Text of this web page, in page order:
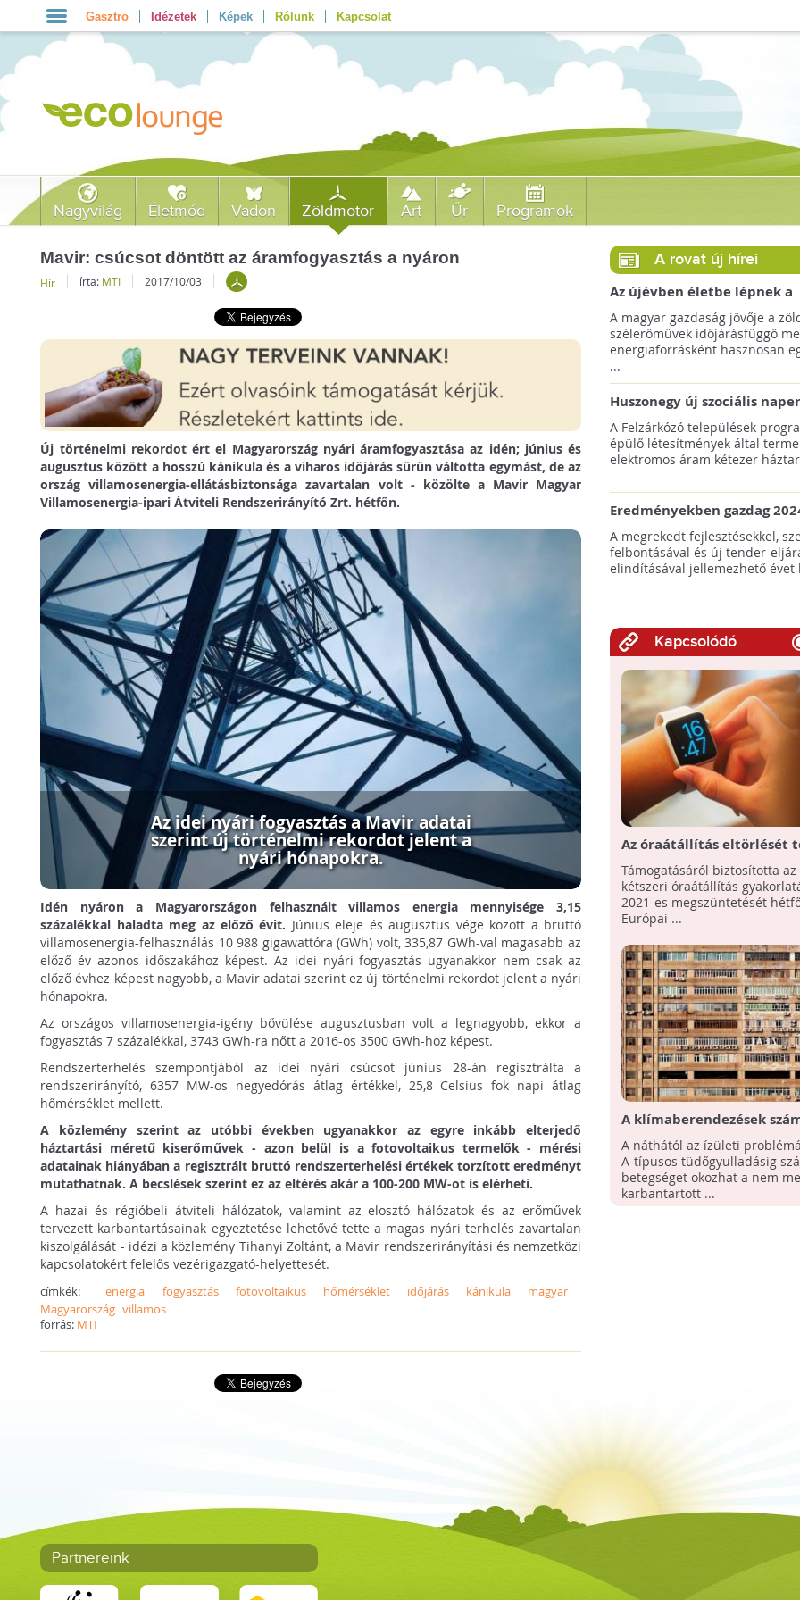
Gasztro Idézetek Képek Rólunk Kapcsolat
Nagyvilág Életmód Vadon Zöldmotor Art Űr Programok
Mavir: csúcsot döntött az áramfogyasztás a nyáron
Hír írta: MTI 2017/10/03
Új történelmi rekordot ért el Magyarország nyári áramfogyasztása az idén; június és
augusztus között a hosszú kánikula és a viharos időjárás sűrűn váltotta egymást, de az
ország villamosenergia-ellátásbiztonsága zavartalan volt - közölte a Mavir Magyar
Villamosenergia-ipari Átviteli Rendszerirányító Zrt. hétfőn.
Az idei nyári fogyasztás a Mavir adatai
szerint új történelmi rekordot jelent a
nyári hónapokra.
Idén nyáron a Magyarországon felhasznált villamos energia mennyisége 3,15
százalékkal haladta meg az előző évit. Június eleje és augusztus vége között a bruttó
villamosenergia-felhasználás 10 988 gigawattóra (GWh) volt, 335,87 GWh-val magasabb az
előző év azonos időszakához képest. Az idei nyári fogyasztás ugyanakkor nem csak az
előző évhez képest nagyobb, a Mavir adatai szerint ez új történelmi rekordot jelent a nyári
hónapokra.
Az országos villamosenergia-igény bővülése augusztusban volt a legnagyobb, ekkor a
fogyasztás 7 százalékkal, 3743 GWh-ra nőtt a 2016-os 3500 GWh-hoz képest.
Rendszerterhelés szempontjából az idei nyári csúcsot június 28-án regisztrálta a
rendszerirányító, 6357 MW-os negyedórás átlag értékkel, 25,8 Celsius fok napi átlag
hőmérséklet mellett.
A közlemény szerint az utóbbi években ugyanakkor az egyre inkább elterjedő
háztartási méretű kiserőművek - azon belül is a fotovoltaikus termelők - mérési
adatainak hiányában a regisztrált bruttó rendszerterhelési értékek torzított eredményt
mutathatnak. A becslések szerint ez az eltérés akár a 100-200 MW-ot is elérheti.
A hazai és régióbeli átviteli hálózatok, valamint az elosztó hálózatok és az erőművek
tervezett karbantartásainak egyeztetése lehetővé tette a magas nyári terhelés zavartalan
kiszolgálását - idézi a közlemény Tihanyi Zoltánt, a Mavir rendszerirányítási és nemzetközi
kapcsolatokért felelős vezérigazgató-helyettesét.
címkék:energia fogyasztás fotovoltaikus hőmérséklet időjárás kánikula
magyar
Magyarország villamos
forrás: MTI
A rovat új hírei
Az újévben életbe lépnek a
szélerőművek telepítését
megkönnyítő rendelkezések
A magyar gazdaság jövője a
szélerőművek időjárásfüggő
energiaforrásként hasznosan
...
Huszonegy új szociális
hátrányos helyzetű
külterületén!
A Felzárkózó települések
épülő létesítmények által
elektromos áram kétezer
Eredményekben gazdag
az amerikai tengeri
A megrekedt fejlesztésekkel,
felbontásával és új tender-
elindításával jellemezhető évet
Kapcsolódó
Az óraátállítás eltörlését
Támogatásáról biztosította
kétszeri óraátállítás
2021-es megszüntetését
Európai ...
A klímaberendezések
betegséget okozhatnak
A náthától az ízületi
A-típusos tüdőgyulladásig
betegséget okozhat a nem
karbantartott ...
Partnereink